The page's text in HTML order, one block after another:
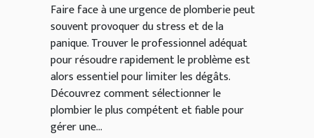
Faire face à une urgence de plomberie peut
souvent provoquer du stress et de la
panique. Trouver le professionnel adéquat
pour résoudre rapidement le problème est
alors essentiel pour limiter les dégâts.
Découvrez comment sélectionner le
plombier le plus compétent et fiable pour
gérer une...